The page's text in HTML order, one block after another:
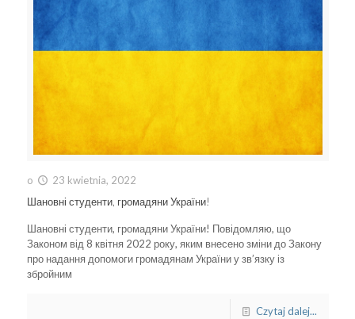
o
23 kwietnia, 2022
Шановні студенти, громадяни України!
Шановні студенти, громадяни України! Повідомляю, що
Законом від 8 квітня 2022 року, яким внесено зміни до Закону
про надання допомоги громадянам України у зв’язку із
збройним
Czytaj dalej...